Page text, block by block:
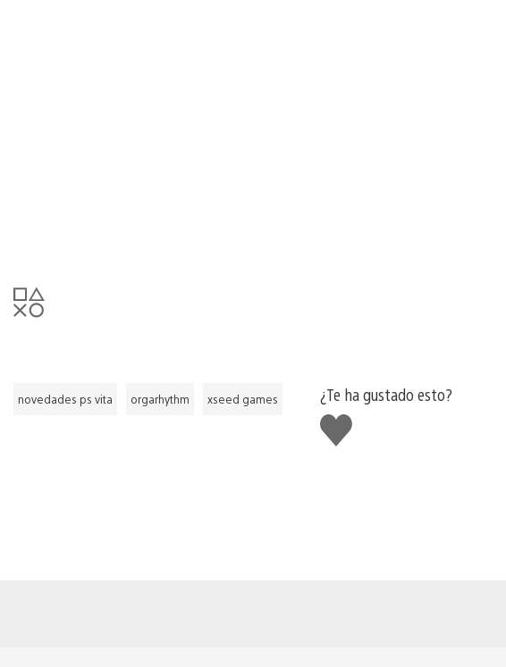
novedades ps vita orgarhythm xseed games
¿Te ha gustado esto?
Me
gusta